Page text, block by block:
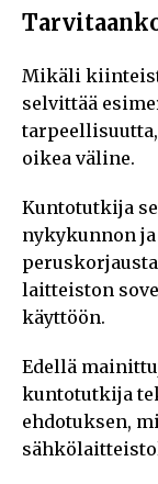
Mikäli
selvittää
oikea väline.
Kuntotutkija
nykykunnon
laitteiston
käyttöön.
Edellä
kuntotutkija
ehdotuksen,